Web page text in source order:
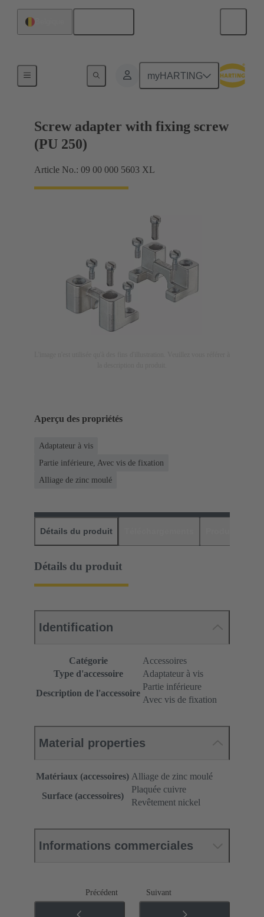
myHARTING
Cadres de blindage, cadres de fixation
Screw adapter with fixing screw
(PU 250)
Article No.: 09 00 000 5603 XL
Aperçu des propriétés
Adaptateur à vis
Partie inférieure, Avec vis de fixation
Alliage de zinc moulé
Détails du produit
Détails du produit
Identification
Catégorie
Accessoires
Type d'accessoire
Adaptateur à vis
Description de l'accessoire
Partie inférieure
Avec vis de fixation
Material properties
Matériaux (accessoires) Alliage de zinc moulé
Surface (accessoires)
Plaquée cuivre
Revêtement nickel
Informations commerciales
Précédent Suivant